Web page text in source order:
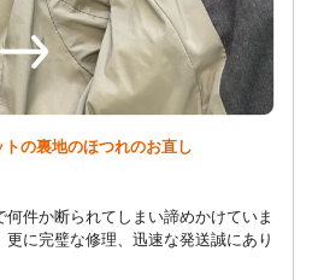
の裏地のほつれのお直し
件か断られてしまい諦めかけていま
に完璧な修理、迅速な発送誠にあり